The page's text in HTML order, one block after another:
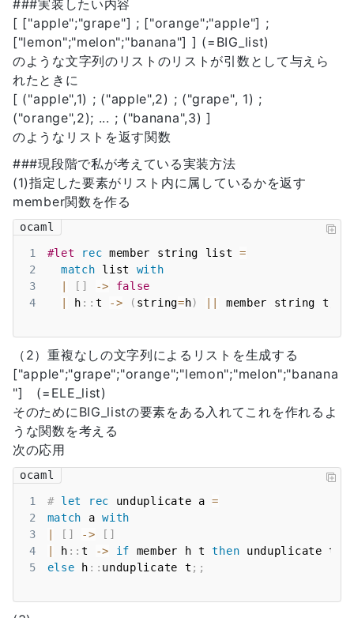
###実装したい内容
[ ["apple";"grape"] ; ["orange";"apple"] ;
["lemon";"melon";"banana"] ] (=BIG_list)
のような文字列のリストのリストが引数として与えら
れたときに
[ ("apple",1) ; ("apple",2) ; ("grape", 1) ;
("orange",2); ... ; ("banana",3) ]
のようなリストを返す関数
###現段階で私が考えている実装方法
(1)指定した要素がリスト内に属しているかを返す
member関数を作る
ocaml
1 #let rec member string list =
2
match list with
3
[ ] ->
false
4
h :: t -> ( string=h) member string t
（2）重複なしの文字列によるリストを生成する
["apple";"grape";"orange";"lemon";"melon";"banana
"] (=ELE_list)
そのためにBIG_listの要素をある入れてこれを作れるよ
うな関数を考える
次の応用
ocaml
1 # let rec unduplicate a =
2
match a with
3
[ ] -> [ ]
4
h ::t -> if member h t then
5
else h :: unduplicate t ;;